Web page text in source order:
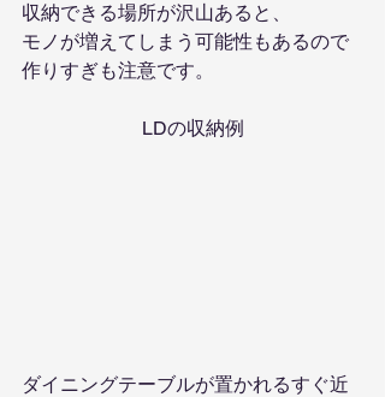
収納できる場所が沢山あると、
モノが増えてしまう可能性もあるので
作りすぎも注意です。
LDの収納例
ダイニングテーブルが置かれるすぐ近